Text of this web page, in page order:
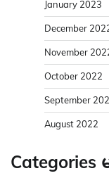
January 2023
December
November
October 2022
September
August 2022